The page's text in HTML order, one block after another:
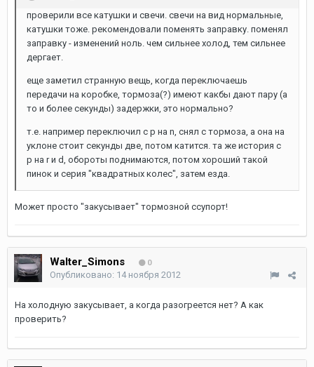
проверили все катушки и свечи. свечи на вид нормальные,
катушки тоже. рекомендовали поменять заправку. поменял
заправку - изменений ноль. чем сильнее холод, тем сильнее
дергает.
еще заметил странную вещь, когда переключаешь
передачи на коробке, тормоза(?) имеют какбы дают пару (а
то и более секунды) задержки, это нормально?
т.е. например переключил с p на n, снял с тормоза, а она на
уклоне стоит секунды две, потом катится. та же история с
p на r и d, обороты поднимаются, потом хороший такой
пинок и серия "квадратных колес", затем езда.
Может просто "закусывает" тормозной ссупорт!
Walter_Simons 0
Опубликовано: 14 ноября 2012
На холодную закусывает, а когда разогреется нет? А как
проверить?